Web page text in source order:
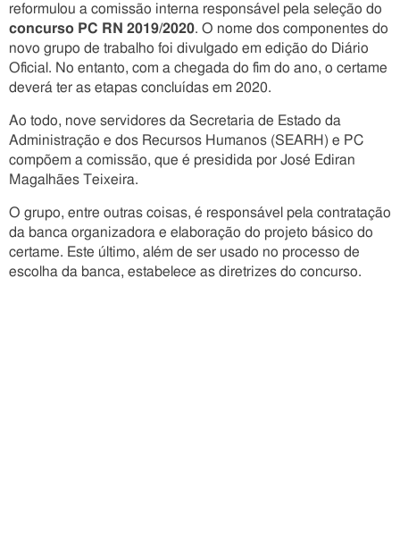
reformulou a comissão interna responsável pela seleção do
concurso PC RN 2019/2020. O nome dos componentes do
novo grupo de trabalho foi divulgado em edição do Diário
Oficial. No entanto, com a chegada do fim do ano, o certame
deverá ter as etapas concluídas em 2020.
Ao todo, nove servidores da Secretaria de Estado da
Administração e dos Recursos Humanos (SEARH) e PC
compõem a comissão, que é presidida por José Ediran
Magalhães Teixeira.
O grupo, entre outras coisas, é responsável pela contratação
da banca organizadora e elaboração do projeto básico do
certame. Este último, além de ser usado no processo de
escolha da banca, estabelece as diretrizes do concurso.